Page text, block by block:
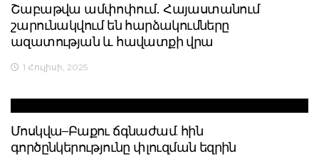
Շաբաթվա ամփոփում․ Հայաստանում
շարունակվում են հարձակումները
ազատության և հավատքի վրա
1 Հուլիսի, 2025
Մոսկվա–Բաքու ճգնաժամ. հին
գործընկերությունը փլուզման եզրին